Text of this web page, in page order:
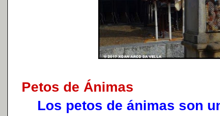
Petos de Ánimas
Los petos de ánimas son